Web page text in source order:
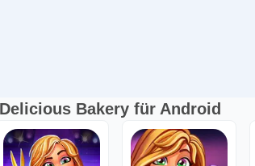
Bakery für Android